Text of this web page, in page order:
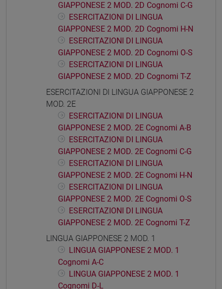
GIAPPONESE 2 MOD. 2D Cognomi C-G
ESERCITAZIONI DI LINGUA
GIAPPONESE 2 MOD. 2D Cognomi H-N
ESERCITAZIONI DI LINGUA
GIAPPONESE 2 MOD. 2D Cognomi O-S
ESERCITAZIONI DI LINGUA
GIAPPONESE 2 MOD. 2D Cognomi T-Z
ESERCITAZIONI DI LINGUA GIAPPONESE 2
MOD. 2E
ESERCITAZIONI DI LINGUA
GIAPPONESE 2 MOD. 2E Cognomi A-B
ESERCITAZIONI DI LINGUA
GIAPPONESE 2 MOD. 2E Cognomi C-G
ESERCITAZIONI DI LINGUA
GIAPPONESE 2 MOD. 2E Cognomi H-N
ESERCITAZIONI DI LINGUA
GIAPPONESE 2 MOD. 2E Cognomi O-S
ESERCITAZIONI DI LINGUA
GIAPPONESE 2 MOD. 2E Cognomi T-Z
LINGUA GIAPPONESE 2 MOD. 1
LINGUA GIAPPONESE 2 MOD. 1
Cognomi A-C
LINGUA GIAPPONESE 2 MOD. 1
Cognomi D-L